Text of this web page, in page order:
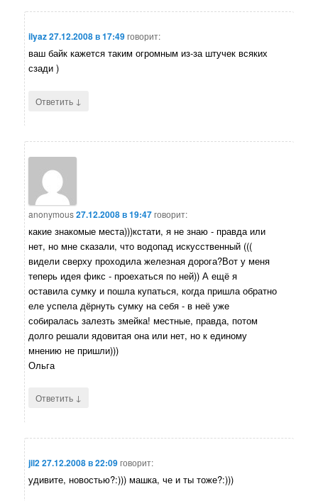
ilyaz27.12.2008 в 17:49говорит:
ваш байк кажется таким огромным из-за штучек всяких
сзади )
Ответить ↓
anonymous27.12.2008 в 19:47говорит:
какие знакомые места)))кстати, я не знаю - правда или
нет, но мне сказали, что водопад искусственный (((
видели сверху проходила железная дорога?Вот у меня
теперь идея фикс - проехаться по ней)) А ещё я
оставила сумку и пошла купаться, когда пришла обратно
еле успела дёрнуть сумку на себя - в неё уже
собиралась залезть змейка! местные, правда, потом
долго решали ядовитая она или нет, но к единому
мнению не пришли)))
Ольга
Ответить ↓
jil227.12.2008 в 22:09говорит:
удивите, новостью?:))) машка, че и ты тоже?:)))